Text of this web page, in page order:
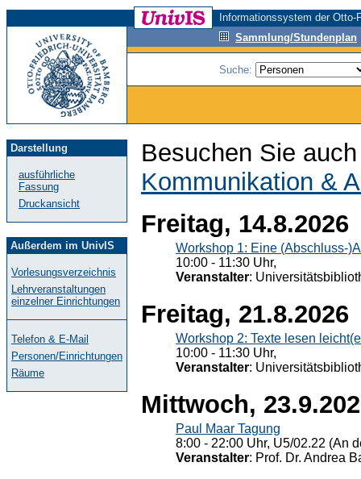
Informationssystem der
Sammlung/Stundenplan
Suche:
Darstellung
ausführliche
Fassung
Druckansicht
Außerdem im UnivIS
Vorlesungsverzeichnis
Lehrveranstaltungen
einzelner Einrichtungen
Telefon & E-Mail
Personen/Einrichtungen
Räume
Besuchen Sie
Kommunikation &
Freitag, 14.8.2026
Workshop 1: Eine (Abschluss-
10:00 - 11:30 Uhr,
Veranstalter:
Freitag, 21.8.2026
Workshop 2: Texte lesen
10:00 - 11:30 Uhr,
Veranstalter:
Mittwoch,
Paul Maar Tagung
8:00 - 22:00 Uhr, U5/02.22 (An
Veranstalter: Prof. Dr. Andrea